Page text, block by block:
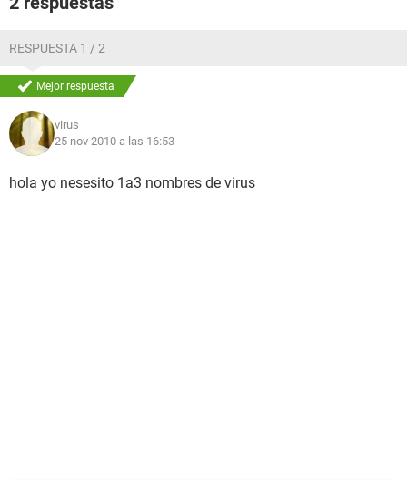
RESPUESTA 1 / 2
Mejor respuesta
virus
25 nov 2010 a las 16:53
hola yo nesesito 1a3 nombres de virus